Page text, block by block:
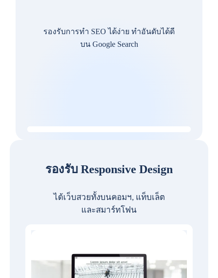
รองรับการทำ SEO ได้ง่าย ทำอันดับได้ดี
บน Google Search
รองรับ Responsive Design
ได้เว็บสวยทั้งบนคอมฯ, แท็บเล็ต
และสมาร์ทโฟน